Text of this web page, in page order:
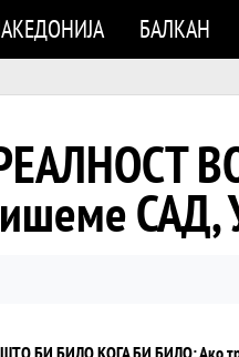
БАЛКАН
САД,